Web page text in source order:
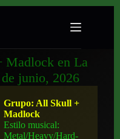
Madlock en La
junio, 2026
Grupo: All Skull +
Madlock
Estilo musical:
Metal/Heavy/Hard-